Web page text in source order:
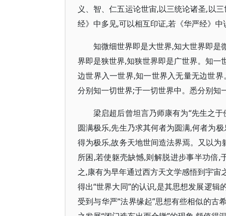
义、智、仁五运论世宙,以三统论诸圣,以
经》中多见,可以相互印证,若《华严经》中
知微细世界即是大世界,知大世界即
界即是狭世界,知狭世界即是广世界。知
边世界入一世界,知一世界入无量无边世
分别知一切世界;于一切世界中。悉分别知
梁启超后曾坦言乃师康有为“先生之
圆满极乐,先生乃求其何者为圆满,何者为
得为极乐,故务天地世间造法界焉。又以
所困,若使躯壳缺憾,则解脱进步事半功倍,
之,康有为早年通过西方天文学感悟到宇宙
得出“世界大同”的认识,是其思想发展逻
受到与华严“法界缘起”思想有些相似的古